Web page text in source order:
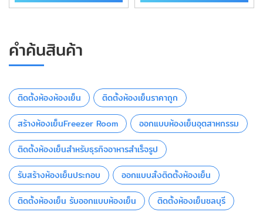
คำค้นสินค้า
ติดตั้งห้องห้องเย็น
ติดตั้งห้องเย็นราคาถูก
สร้างห้องเย็นFreezer Room
ออกแบบห้องเย็นอุตสาหกรรม
ติดตั้งห้องเย็นสำหรับธุรกิจอาหารสำเร็จรูป
รับสร้างห้องเย็นประกอบ
ออกแบบสั่งติดตั้งห้องเย็น
ติดตั้งห้องเย็น รับออกแบบห้องเย็น
ติดตั้งห้องเย็นชลบุรี